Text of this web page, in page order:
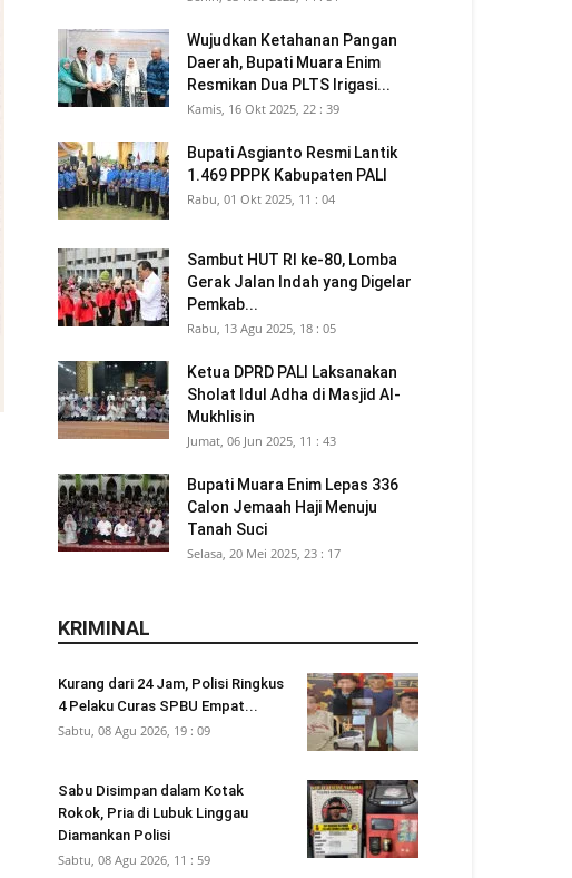
Wujudkan Ketahanan Pangan
Daerah, Bupati Muara Enim
Resmikan Dua PLTS Irigasi...
Kamis, 16 Okt 2025, 22 : 39
Bupati Asgianto Resmi Lantik
1.469 PPPK Kabupaten PALI
Rabu, 01 Okt 2025, 11 : 04
Sambut HUT RI ke-80, Lomba
Gerak Jalan Indah yang Digelar
Pemkab...
Rabu, 13 Agu 2025, 18 : 05
Ketua DPRD PALI Laksanakan
Sholat Idul Adha di Masjid Al-
Mukhlisin
Jumat, 06 Jun 2025, 11 : 43
Bupati Muara Enim Lepas 336
Calon Jemaah Haji Menuju
Tanah Suci
Selasa, 20 Mei 2025, 23 : 17
KRIMINAL
Kurang dari 24 Jam, Polisi Ringkus
4 Pelaku Curas SPBU Empat...
Sabtu, 08 Agu 2026, 19 : 09
Sabu Disimpan dalam Kotak
Rokok, Pria di Lubuk Linggau
Diamankan Polisi
Sabtu, 08 Agu 2026, 11 : 59